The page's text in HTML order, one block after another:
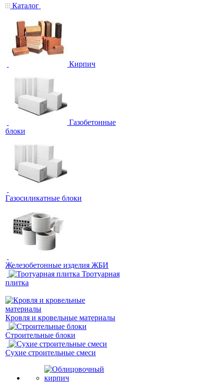
Каталог
Кирпич
Газобетонные
блоки
Газосиликатные блоки
Железобетонные изделия ЖБИ
Тротуарная
плитка
Кровля и кровельные материалы
Строительные блоки
Сухие строительные смеси